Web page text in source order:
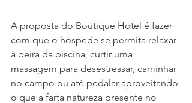
A proposta do Boutique Hotel é fazer
com que o hóspede se permita relaxar
à beira da piscina, curtir uma
massagem para desestressar, caminhar
no campo ou até pedalar aproveitando
o que a farta natureza presente no